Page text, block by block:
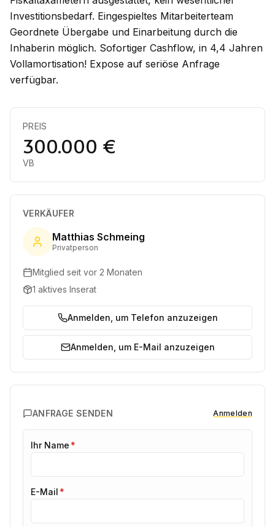
Investitionsbedarf. Eingespieltes Mitarbeiterteam
Geordnete Übergabe und Einarbeitung durch die
Inhaberin möglich. Sofortiger Cashflow, in 4,4 Jahren
Vollamortisation! Expose auf seriöse Anfrage
verfügbar.
PREIS
300.000 €
VB
VERKÄUFER
Matthias Schmeing
Privatperson
Mitglied seit vor 2 Monaten
1 aktives Inserat
Anmelden, um Telefon anzuzeigen
Anmelden, um E-Mail anzuzeigen
ANFRAGE SENDEN Anmelden
Ihr Name *
E-Mail *